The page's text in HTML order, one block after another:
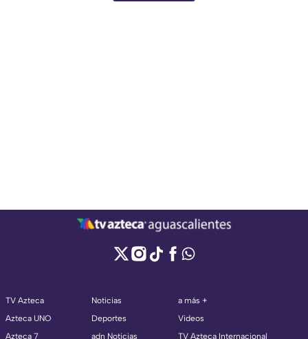
TV Azteca
Azteca UNO
Azteca 7
Noticias
Deportes
adn Noticias
a más +
Videos
TV Azteca Internacional